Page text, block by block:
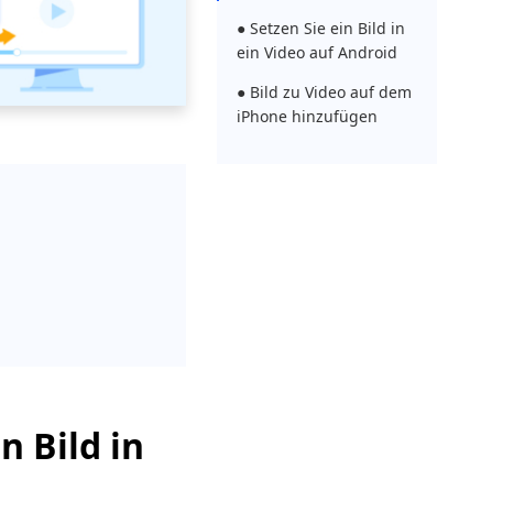
Bild in
● Setzen Sie ein Bild in
ein Video auf Android
● Bild zu Video auf dem
iPhone hinzufügen